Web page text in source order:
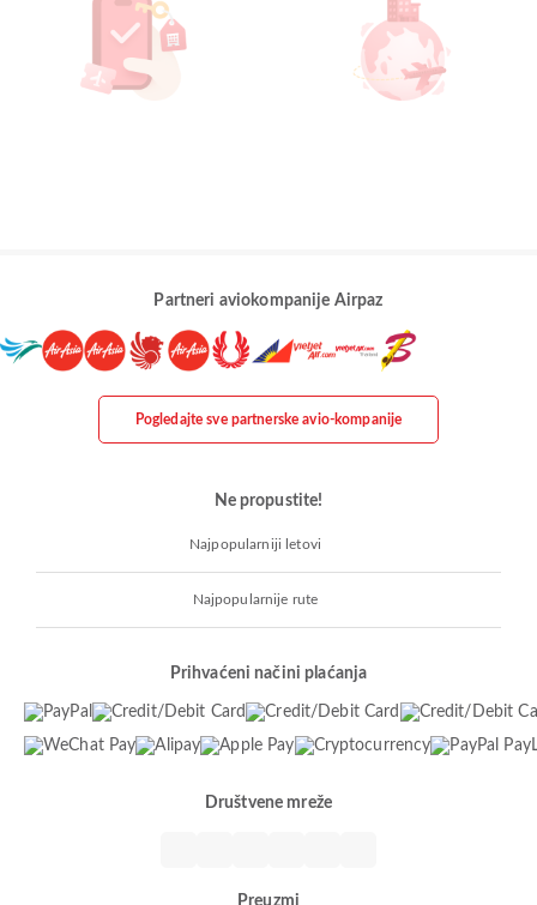
Partneri aviokompanije Airpaz
Pogledajte sve partnerske avio-kompanije
Ne propustite!
Najpopularniji letovi
Najpopularnije rute
Prihvaćeni načini plaćanja
Društvene mreže
Preuzmi